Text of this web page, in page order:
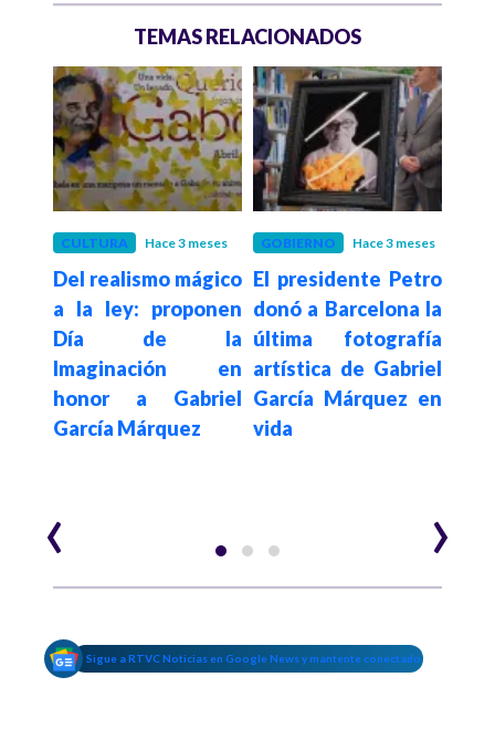
TEMAS RELACIONADOS
CULTURA Hace 3 meses
Del realismo mágico
a la ley: proponen
Día de la
Imaginación en
honor a Gabriel
García Márquez
GOBIERNO Hace 3 meses
El presidente Petro
donó a Barcelona la
última fotografía
artística de Gabriel
García Márquez en
vida
‹ ›
Sigue a RTVC Noticias en Google News y mantente conectado